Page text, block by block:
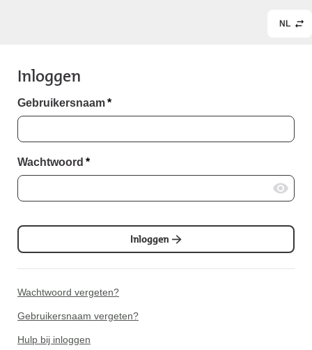
NL
Inloggen
Gebruikersnaam*
Wachtwoord *
Inloggen
Wachtwoord vergeten?
Gebruikersnaam vergeten?
Hulp bij inloggen